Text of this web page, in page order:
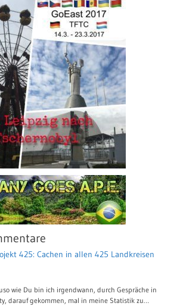
425: Cachen in allen 425 Landkreisen
wie Du bin ich irgendwann, durch Gespräche in
darauf gekommen, mal in meine Statistik zu…